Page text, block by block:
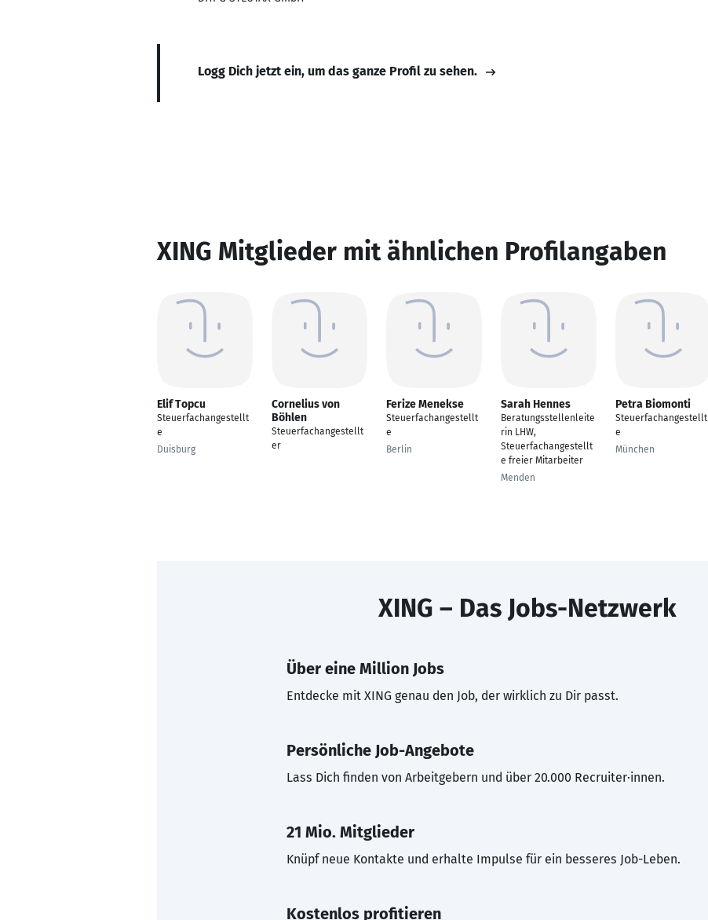
Logg Dich jetzt ein, um das ganze Profil zu sehen.
XING Mitglieder mit ähnlichen Profilangaben
Elif Topcu
Steuerfachangestellt
e
Duisburg
Cornelius von
Böhlen
Steuerfachangestellt
er
Ferize Menekse
Steuerfachangestellt
e
Berlin
Sarah Hennes
Beratungsstellenleite
rin LHW,
Steuerfachangestellt
e freier Mitarbeiter
Menden
Petra Biomonti
Steuerfachangestellt
e
München
XING – Das Jobs-Netzwerk
Über eine Million Jobs
Entdecke mit XING genau den Job, der wirklich zu Dir passt.
Persönliche Job-Angebote
Lass Dich finden von Arbeitgebern und über 20.000 Recruiter·innen.
21 Mio. Mitglieder
Knüpf neue Kontakte und erhalte Impulse für ein besseres Job-Leben.
Kostenlos profitieren